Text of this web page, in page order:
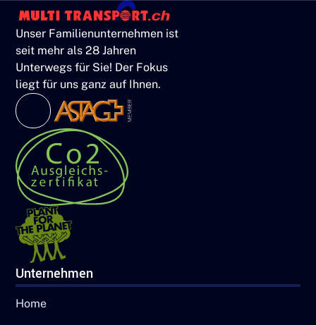
Unser Familienunternehmen ist
seit mehr als 28 Jahren
Unterwegs für Sie! Der Fokus
liegt für uns ganz auf Ihnen.
Unternehmen
Home